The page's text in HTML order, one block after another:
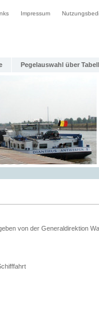
Impressum
Pegelauswahl über
von der Generaldirektion